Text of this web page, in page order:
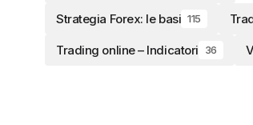
Strategia Forex: le basi 115
Trading online – Indicatori 36